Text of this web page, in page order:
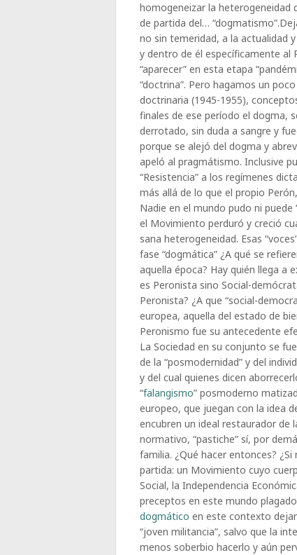
homogeneizar la heterogeneidad
de partida del…
no sin temeridad, a la actualidad
y dentro de él específicamente al
“aparecer” en esta etapa
“doctrina”. Pero hagamos un
doctrinaria (1945-1955),
finales de ese período el dogma,
derrotado, sin duda a sangre y
porque se alejó del dogma y
apeló al pragmátismo. Inclusive
“Resistencia” a los regímenes
más allá de lo que el propio
Nadie en el mundo pudo ni
el Movimiento perduró y creció
sana heterogeneidad. Esas
fase “dogmática” ¿A qué se
aquella época? Hay quién llega a
es Peronista sino Social-
Peronista? ¿A que “social-
europea, aquella del estado de
Peronismo fue su antecedente
La Sociedad en su conjunto se
de la “posmodernidad” y del
y del cual quienes dicen
“falangismo” posmoderno
europeo, que juegan con la idea
encubren un ideal restaurador
normativo, “pastiche” sí, por
familia. ¿Qué hacer entonces?
partida: un Movimiento cuyo
Social, la Independencia
preceptos en este mundo
dogmático en este contexto
“joven militancia”, salvo que la
menos soberbio hacerlo y aún